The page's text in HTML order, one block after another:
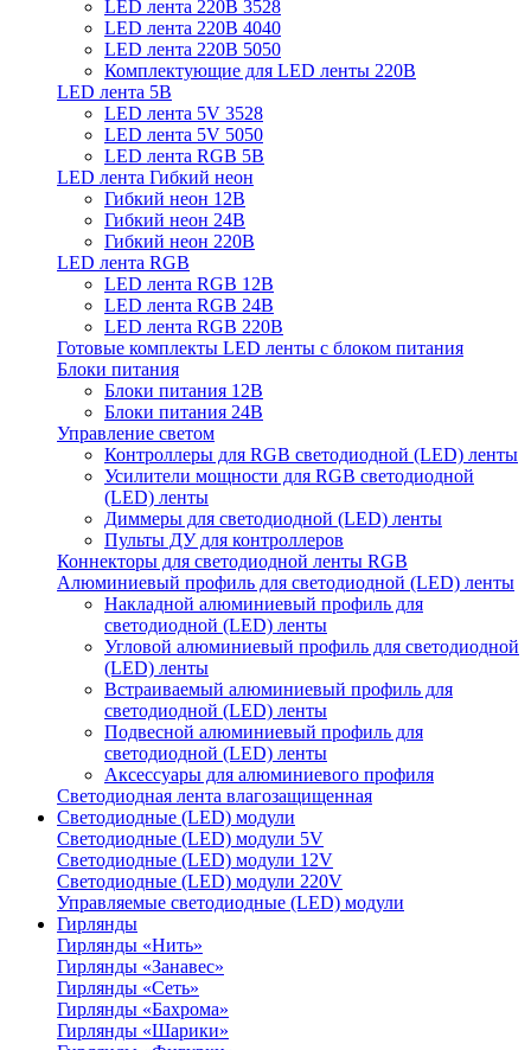
LED лента 220В 3528
LED лента 220В 4040
LED лента 220В 5050
Комплектующие для LED ленты 220В
LED лента 5В
LED лента 5V 3528
LED лента 5V 5050
LED лента RGB 5В
LED лента Гибкий неон
Гибкий неон 12В
Гибкий неон 24В
Гибкий неон 220В
LED лента RGB
LED лента RGB 12В
LED лента RGB 24В
LED лента RGB 220В
Готовые комплекты LED ленты с блоком питания
Блоки питания
Блоки питания 12В
Блоки питания 24В
Управление светом
Контроллеры для RGB светодиодной (LED) ленты
Усилители мощности для RGB светодиодной
(LED) ленты
Диммеры для светодиодной (LED) ленты
Пульты ДУ для контроллеров
Коннекторы для светодиодной ленты RGB
Алюминиевый профиль для светодиодной (LED) ленты
Накладной алюминиевый профиль для
светодиодной (LED) ленты
Угловой алюминиевый профиль для светодиодной
(LED) ленты
Встраиваемый алюминиевый профиль для
светодиодной (LED) ленты
Подвесной алюминиевый профиль для
светодиодной (LED) ленты
Аксессуары для алюминиевого профиля
Светодиодная лента влагозащищенная
Светодиодные (LED) модули
Светодиодные (LED) модули 5V
Светодиодные (LED) модули 12V
Светодиодные (LED) модули 220V
Управляемые светодиодные (LED) модули
Гирлянды
Гирлянды «Нить»
Гирлянды «Занавес»
Гирлянды «Сеть»
Гирлянды «Бахрома»
Гирлянды «Шарики»